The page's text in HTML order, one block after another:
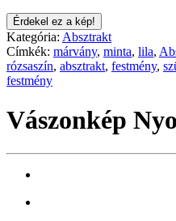
Érdekel ez a kép!
Kategória: Absztrakt
Címkék: márvány, minta, lila,
rózsaszín, absztrakt, festmény,
festmény
Vászonkép